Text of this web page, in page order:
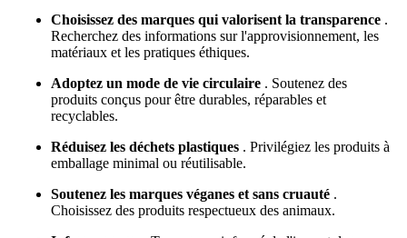
Choisissez des marques qui valorisent la transparence .
Recherchez des informations sur l'approvisionnement, les
matériaux et les pratiques éthiques.
Adoptez un mode de vie circulaire . Soutenez des
produits conçus pour être durables, réparables et
recyclables.
Réduisez les déchets plastiques . Privilégiez les produits à
emballage minimal ou réutilisable.
Soutenez les marques véganes et sans cruauté .
Choisissez des produits respectueux des animaux.